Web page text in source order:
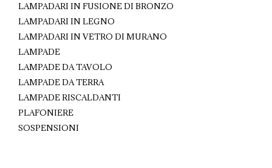
LAMPADARI IN FUSIONE DI BRONZO
LAMPADARI IN LEGNO
LAMPADARI IN VETRO DI MURANO
LAMPADE
LAMPADE DA TAVOLO
LAMPADE DA TERRA
LAMPADE RISCALDANTI
PLAFONIERE
SOSPENSIONI